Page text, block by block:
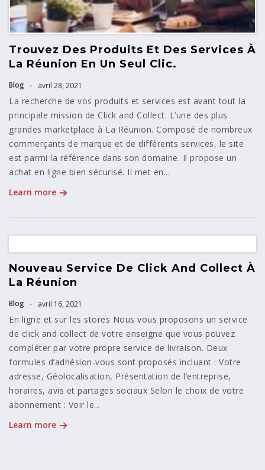
Trouvez Des Produits Et Des Services À
La Réunion En Un Seul Clic.
Blog avril 28, 2021
La recherche de vos produits et services est avant tout la
principale mission de Click and Collect. L’une des plus
grandes marketplace à La Réunion. Composé de nombreux
commerçants de marque et de différents services, le site
est parmi la référence dans son domaine. Il propose un
achat en ligne bien sécurisé. Il met en...
Learn more
Nouveau Service De Click And Collect À
La Réunion
Blog avril 16, 2021
En ligne et sur les stores Nous vous proposons un service
de click and collect de votre enseigne que vous pouvez
compléter par votre propre service de livraison. Deux
formules d’adhésion-vous sont proposés incluant : Votre
adresse, Géolocalisation, Présentation de l’entreprise,
horaires, avis et partages sociaux Selon le choix de votre
abonnement : Voir le...
Learn more